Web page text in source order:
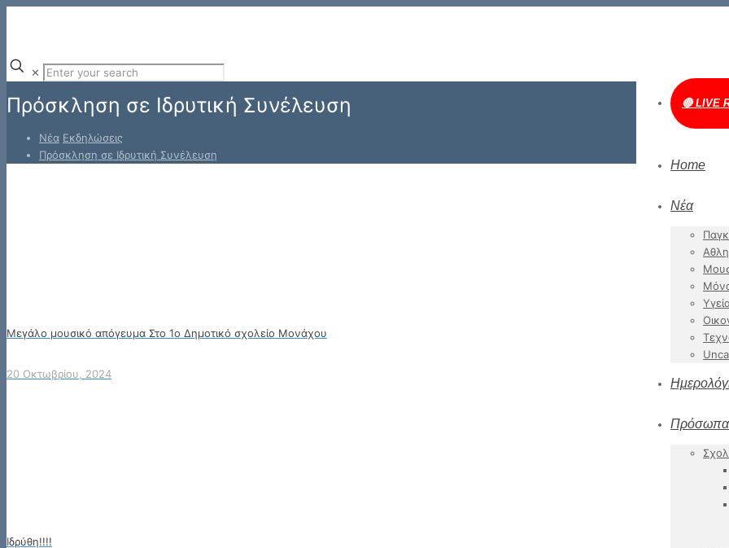
🔴 LIVE
Home
Νέα
Πρόσωπα
✕
Πρόσκληση σε Ιδρυτική Συνέλευση
Νέα Εκδηλώσεις
Πρόσκληση σε Ιδρυτική Συνέλευση
Μεγάλο μουσικό απόγευμα Στο 1ο Δημοτικό σχολείο Μονάχου
20 Οκτωβρίου, 2024
Ιδρύθη!!!!